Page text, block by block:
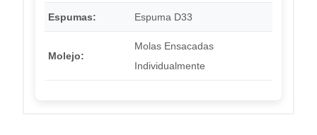
Espumas: Espuma D33
Molejo:
Molas Ensacadas
Individualmente